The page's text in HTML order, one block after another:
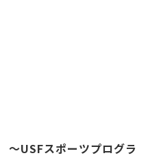
USFスポーツプログラ